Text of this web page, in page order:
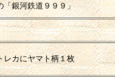
「銀河鉄道９９９」
レカにヤマト柄１枚